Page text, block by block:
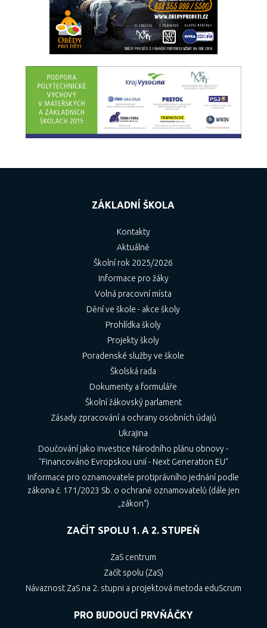
ZÁKLADNÍ ŠKOLA
Kontakty
Aktuálně
Školní rok 2025/2026
Informace pro žáky
Volná pracovní místa
Dění ve škole - akce školy
Prohlídka školy
Projekty školy
Poradenské služby ve škole
Školská rada
Dokumenty a formuláře
Školní žákovský parlament
Zásady zpracování a ochrany osobních údajů
Ukrajina
Doučování jako investice Národního plánu obnovy -
"Financováno Evropskou unií - Next Generation EU"
Informace pro oznamovatele protiprávního jednání podle
zákona č. 171/2023 Sb. o ochraně oznamovatelů (dále jen
„zákon“)
ZAČÍT SPOLU 1. A 2. STUPEŇ
ZaS centrum
Začít spolu (ZaS)
Návaznost ZaS na 2. stupni a projektová metoda eduScrum
PRO BUDOUCÍ PRVŇÁČKY